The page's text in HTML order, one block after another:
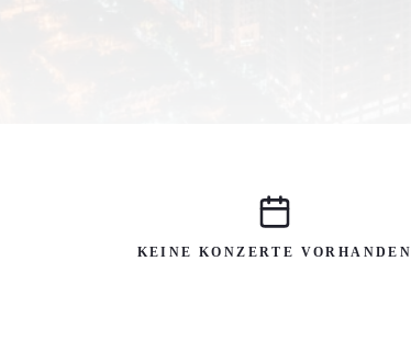
KEINE KONZERTE VORHANDEN